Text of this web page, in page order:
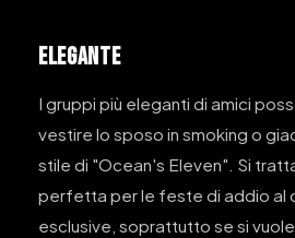
ELEGANTE
I gruppi più eleganti di amici
vestire lo sposo in smoking o
stile di "Ocean's Eleven". Si
perfetta per le feste di addio al
esclusive, soprattutto se si